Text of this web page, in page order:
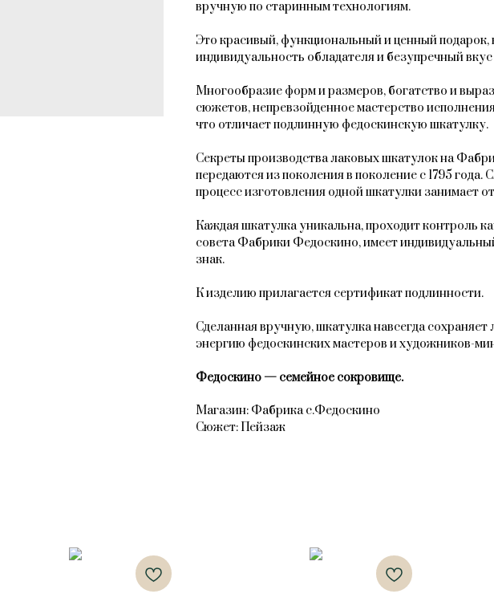
вручную по старинным технологиям.
Это красивый, функциональный и ценный подарок,
индивидуальность обладателя и безупречный
Многообразие форм и размеров, богатство и
сюжетов, непревзойденное мастерство
что отличает подлинную федоскинскую шкатулку.
Секреты производства лаковых шкатулок на
передаются из поколения в поколение с 1795
процесс изготовления одной шкатулки занимает
Каждая шкатулка уникальна, проходит контроль
совета Фабрики Федоскино, имеет
знак.
К изделию прилагается сертификат подлинности.
Сделанная вручную, шкатулка навсегда
энергию федоскинских мастеров и художников-
Федоскино — семейное сокровище.
Магазин: Фабрика с.Федоскино
Сюжет: Пейзаж